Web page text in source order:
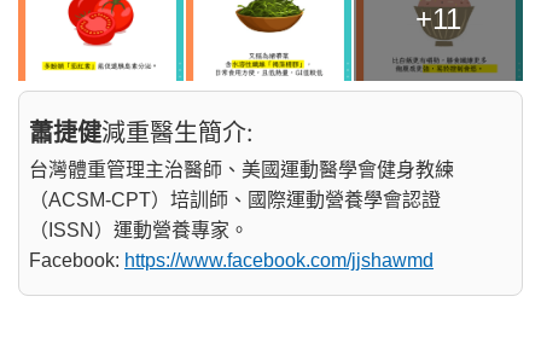
+11
蕭捷健減重醫生簡介:
台灣體重管理主治醫師、美國運動醫學會健身教練
（ACSM-CPT）培訓師、國際運動營養學會認證
（ISSN）運動營養專家。
Facebook: https://www.facebook.com/jjshawmd